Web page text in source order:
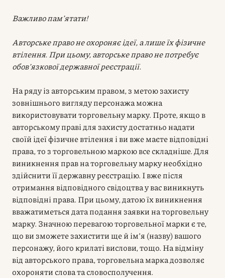
Важливо пам’ятати!
Авторське право не охороняє ідеї, а лише їх фізичне
втілення. При цьому, авторське право не потребує
обов’язкової державної реєстрації.
На ряду із авторським правом, з метою захисту
зовнішнього вигляду персонажа можна
використовувати торговельну марку. Проте, якщо в
авторському праві для захисту достатньо надати
своїй ідеї фізичне втілення і ви вже маєте відповідні
права, то з торговельною маркою все складніше. Для
виникнення прав на торговельну марку необхідно
здійснити її державну реєстрацію. І вже після
отримання відповідного свідоцтва у вас виникнуть
відповідні права. При цьому, датою їх виникнення
вважатиметься дата подання заявки на торговельну
марку. Значною перевагою торговельної марки є те,
що ви зможете захистити ще й ім’я (назву) вашого
персонажу, його крилаті вислови, тощо. На відміну
від авторського права, торговельна марка дозволяє
охороняти слова та словосполучення.